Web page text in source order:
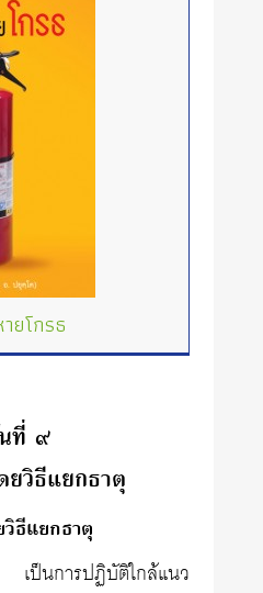
ยโกรธ
ที่ ๙
ยวิธีแยกธาตุ
ธีแยกธาตุ
ป็นการปฏิบัติใกล้แนว